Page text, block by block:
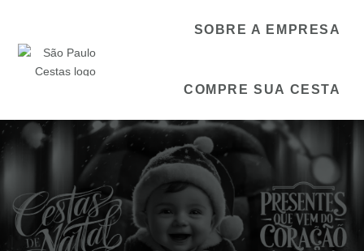
SOBRE A EMPRESA
COMPRE SUA CESTA